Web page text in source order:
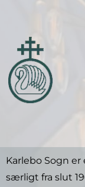
Karlebo Sogn
særligt fra slut